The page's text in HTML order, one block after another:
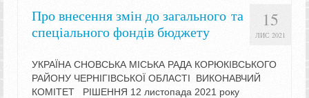
15
ЛИС 2021
Про внесення змін до загального та
спеціального фондів бюджету
УКРАЇНА СНОВСЬКА МІСЬКА РАДА КОРЮКІВСЬКОГО
РАЙОНУ ЧЕРНІГІВСЬКОЇ ОБЛАСТІ ВИКОНАВЧИЙ
КОМІТЕТ РІШЕННЯ 12 листопада 2021 року